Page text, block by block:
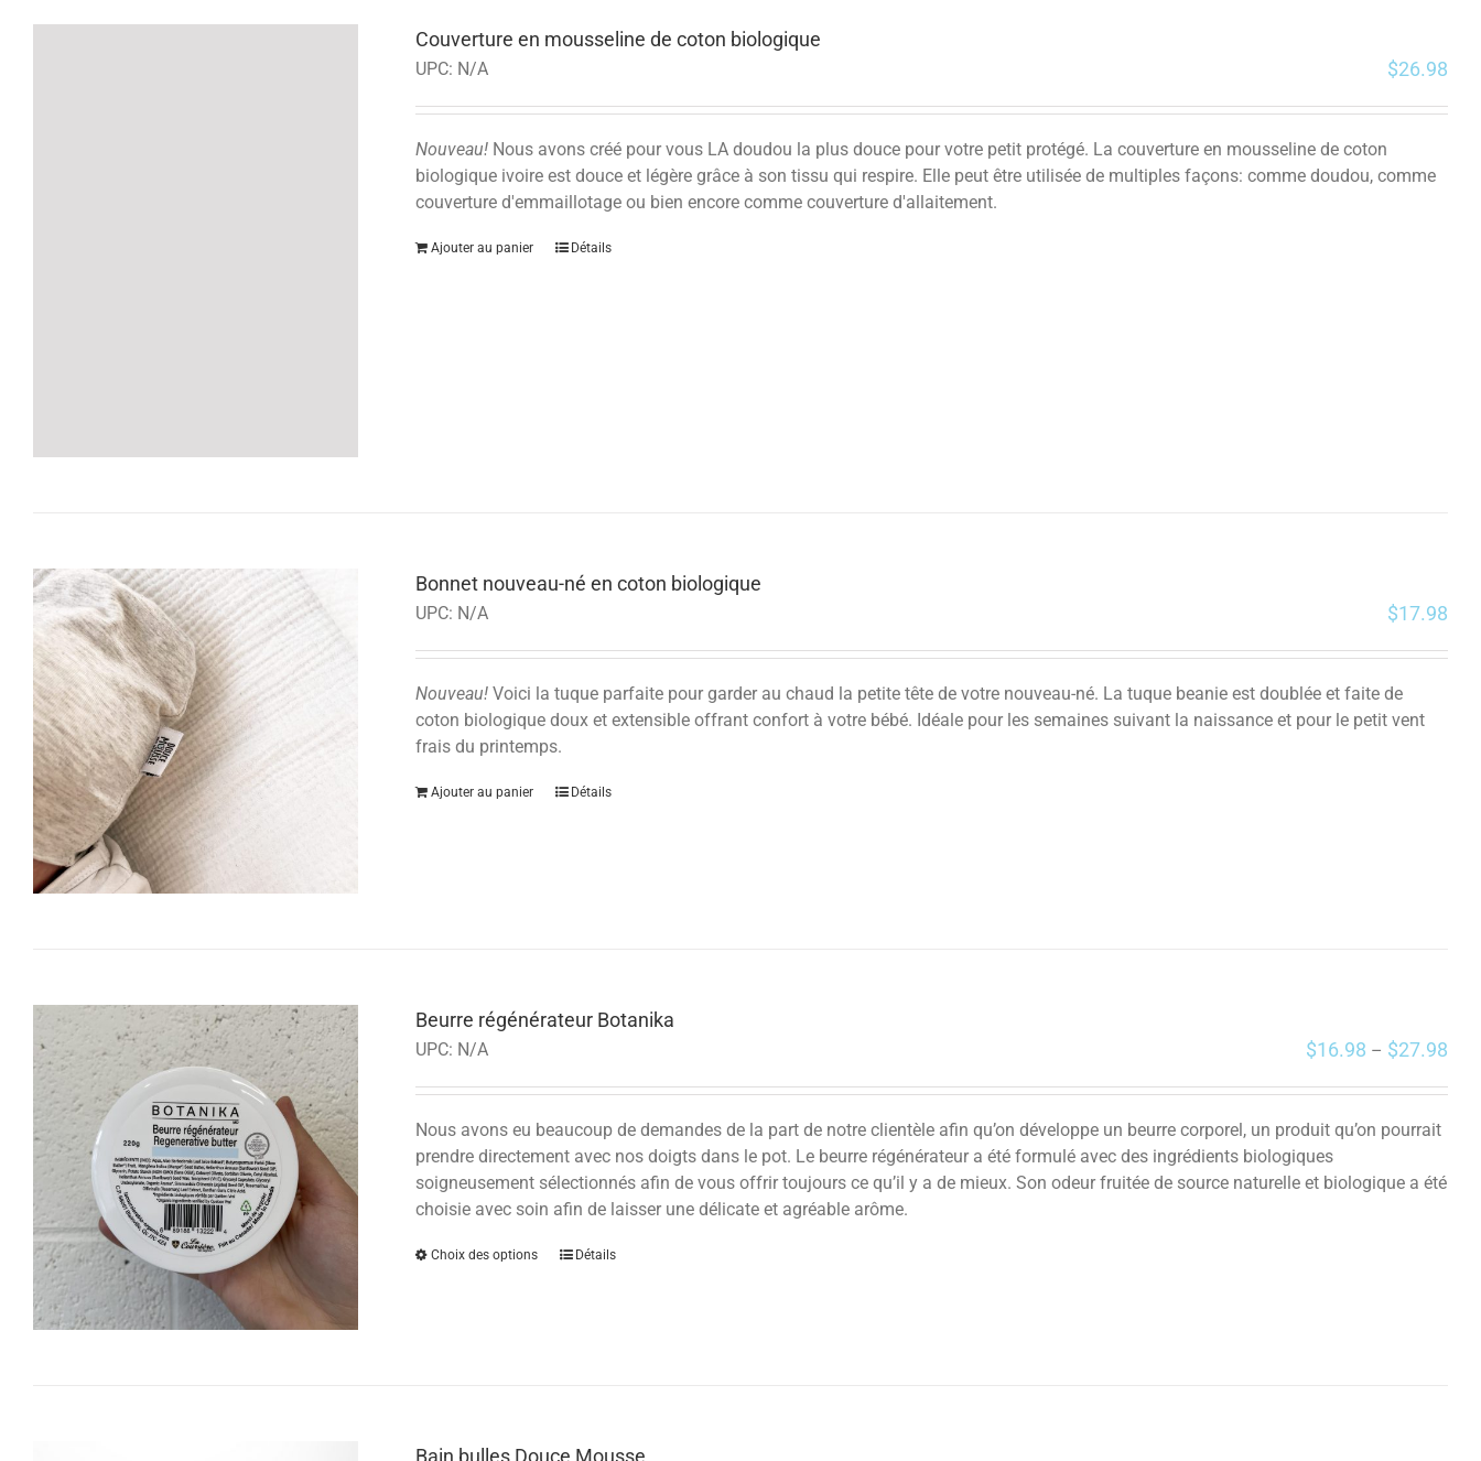
Couverture en mousseline de coton biologique
UPC: N/A $26.98
Nouveau!Nous avons créé pour vous LA doudou la plus douce pour votre petit protégé. La couverture en mousseline de coton
biologique ivoire est douce et légère grâce à son tissu qui respire. Elle peut être utilisée de multiples façons: comme doudou, comme
couverture d'emmaillotage ou bien encore comme couverture d'allaitement.
Ajouter au panier Détails
Bonnet nouveau-né en coton biologique
UPC: N/A $17.98
Nouveau!Voici la tuque parfaite pour garder au chaud la petite tête de votre nouveau-né. La tuque beanie est doublée et faite de
coton biologique doux et extensible offrant confort à votre bébé. Idéale pour les semaines suivant la naissance et pour le petit vent
frais du printemps.
Ajouter au panier Détails
Beurre régénérateur Botanika
UPC: N/A $16.98 – $27.98
Nous avons eu beaucoup de demandes de la part de notre clientèle afin qu’on développe un beurre corporel, un produit qu’on pourrait
prendre directement avec nos doigts dans le pot. Le beurre régénérateur a été formulé avec des ingrédients biologiques
soigneusement sélectionnés afin de vous offrir toujours ce qu’il y a de mieux. Son odeur fruitée de source naturelle et biologique a été
choisie avec soin afin de laisser une délicate et agréable arôme.
Choix des options Détails
Bain bulles Douce Mousse